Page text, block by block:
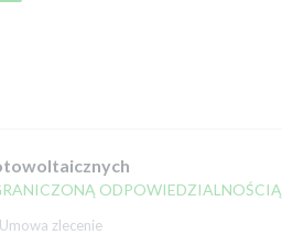
ODPOWIEDZIALNOŚCIĄ
Umowa zlecenie